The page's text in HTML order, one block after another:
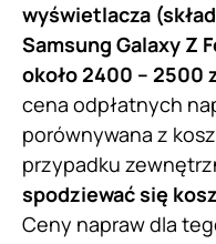
wyświetlacza
Samsung Galaxy Z
około 2400 – 2500
cena odpłatnych
porównywana z
przypadku
spodziewać się
Ceny napraw dla